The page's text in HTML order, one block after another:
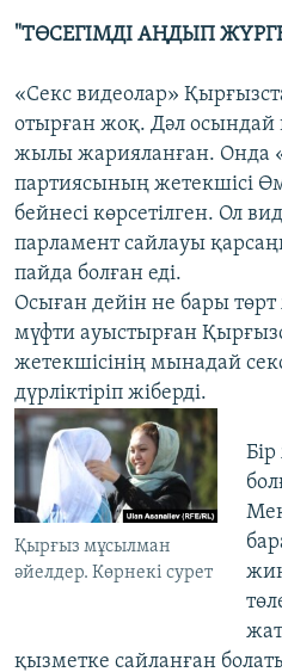
"ТӨСЕГІМДІ АҢДЫП
«Секс видеолар»
отырған жоқ. Дәл осындай
жылы жарияланған. Онда
партиясының жетекшісі
бейнесі көрсетілген. Ол
парламент сайлауы
пайда болған еді.
Осыған дейін не бары
мүфти ауыстырған
жетекшісінің мынадай
дүрліктіріп жіберді.
Қырғыз мұсылман
әйелдер. Көрнекі сурет
қызметке сайланған